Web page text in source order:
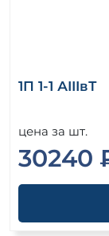
1П 1-1 АIIIвТ
цена за шт.
30240